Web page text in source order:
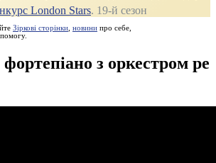
London Stars. 19‑й сезон
Зіркові сторінки новини про себе,
з оркестром ре